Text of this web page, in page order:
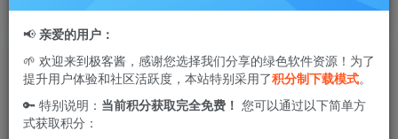
5个月前 3.2W+
闪映剧场 v2.1.0 去广告版 | 一站式观影
平台，热剧大片秒速看
影视播放
📢 亲爱的用户：
🌱 欢迎来到极客酱，感谢您选择我们分享的绿色软件资源！为了
提升用户体验和社区活跃度，本站特别采用了积分制下载模式。
🔑 特别说明： 当前积分获取完全免费！ 您可以通过以下简单方
式获取积分：